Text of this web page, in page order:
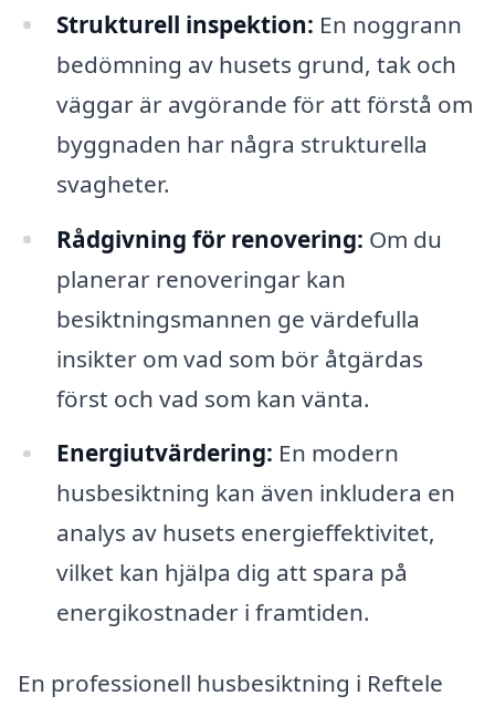
Strukturell inspektion: En noggrann
bedömning av husets grund, tak och
väggar är avgörande för att förstå om
byggnaden har några strukturella
svagheter.
Rådgivning för renovering: Om du
planerar renoveringar kan
besiktningsmannen ge värdefulla
insikter om vad som bör åtgärdas
först och vad som kan vänta.
Energiutvärdering: En modern
husbesiktning kan även inkludera en
analys av husets energieffektivitet,
vilket kan hjälpa dig att spara på
energikostnader i framtiden.
En professionell husbesiktning i Reftele